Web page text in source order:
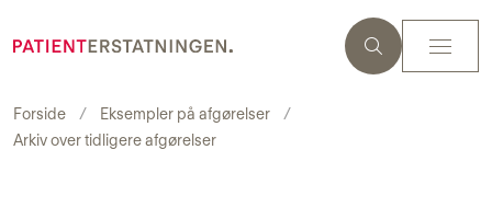
Forside
Eksempler på afgørelser
Arkiv over tidligere afgørelser